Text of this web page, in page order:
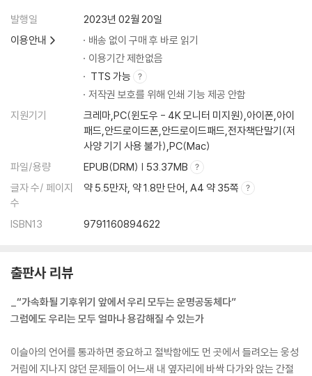
발행일
2023년 02월 20일
이용안내
배송 없이 구매 후 바로 읽기
이용기간 제한없음
TTS 가능
저작권 보호를 위해 인쇄 기능 제공 안함
지원기기
크레마,PC(윈도우 - 4K 모니터 미지원),아이폰,아이
패드,안드로이드폰,안드로이드패드,전자책단말기(저
사양 기기 사용 불가),PC(Mac)
파일/용량
EPUB(DRM) | 53.37MB
글자 수/ 페이지
수
약 5.5만자, 약 1.8만 단어, A4 약 35쪽
ISBN13 9791160894622
출판사 리뷰
_“가속화될 기후위기 앞에서 우리 모두는 운명공동체다”
그럼에도 우리는 모두 얼마나 용감해질 수 있는가
이슬아의 언어를 통과하면 중요하고 절박함에도 먼 곳에서 들려오는 웅성
거림에 지나지 않던 문제들이 어느새 내 옆자리에 바싹 다가와 앉는 간절